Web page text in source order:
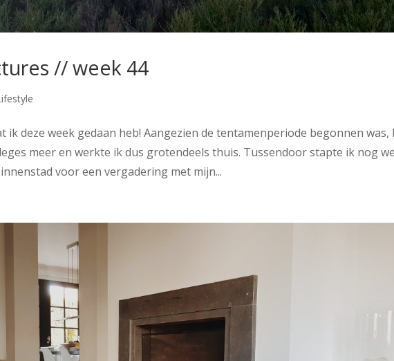
// week 44
ik deze week gedaan heb! Aangezien de tentamenperiode begonnen was,
meer en werkte ik dus grotendeels thuis. Tussendoor stapte ik nog
voor een vergadering met mijn...